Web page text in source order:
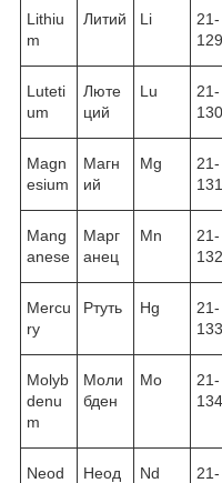
Lithiu
m
Литий Li
21-
129
Luteti
um
Люте
ций
Lu
21-
130
Magn
esium
Магн
ий
Mg
21-
131
Mang
anese
Марг
анец
Mn
21-
132
Mercu
ry
Ртуть Hg
21-
133
Molyb
denu
m
Моли
бден
Mo
21-
134
Neod
Неод
Nd
21-